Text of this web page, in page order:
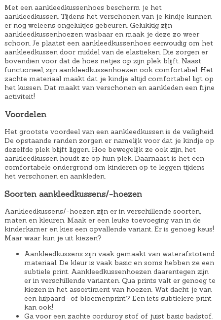
i
j
s
w
a
s
:
,
9
5
.
3
,
9
5
.
Met een aankleedkussenhoes bescherm je het
aankleedkussen. Tijdens het verschonen van je kindje kunnen
er nog weleens ongelukjes gebeuren. Gelukkig zijn
aankleedkussenhoezen wasbaar en maak je deze zo weer
schoon. Je plaatst een aankleedkussenhoes eenvoudig om het
aankleedkussen door middel van de elastieken. Die zorgen er
bovendien voor dat de hoes netjes op zijn plek blijft. Naast
functioneel, zijn aankleedkussenhoezen ook comfortabel. Het
zachte materiaal maakt dat je kindje altijd comfortabel ligt op
het kussen. Dat maakt van verschonen en aankleden een fijne
activiteit!
Voordelen
Het grootste voordeel van een aankleedkussen is de veiligheid.
De opstaande randen zorgen er namelijk voor dat je kindje op
dezelfde plek blijft liggen. Hoe bewegelijk ze ook zijn, het
aankleedkussen houdt ze op hun plek. Daarnaast is het een
comfortabele ondergrond om kinderen op te leggen tijdens
het verschonen en aankleden.
Soorten aankleedkussens/-hoezen
Aankleedkussens/-hoezen zijn er in verschillende soorten,
maten en kleuren. Maak er een leuke toevoeging van in de
kinderkamer en kies een opvallende variant. Er is genoeg keus!
Maar waar kun je uit kiezen?
Aankleedkussens zijn vaak gemaakt van waterafstotend
materiaal. De kleur is vaak basic en soms hebben ze een
subtiele print. Aankleedkussenhoezen daarentegen zijn
er in verschillende varianten. Qua prints valt er genoeg te
kiezen in het assortiment van hoezen. Wat dacht je van
een luipaard- of bloemenprint? Een iets subtielere print
kan ook!
Ga voor een zachte corduroy stof of juist basic badstof.